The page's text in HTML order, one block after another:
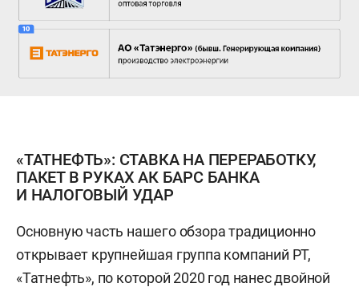
«ТАТНЕФТЬ»: СТАВКА НА ПЕРЕРАБОТКУ,
ПАКЕТ В РУКАХ АК БАРС БАНКА
И НАЛОГОВЫЙ УДАР
Основную часть нашего обзора традиционно
открывает крупнейшая группа компаний РТ,
«Татнефть», по которой 2020 год нанес двойной